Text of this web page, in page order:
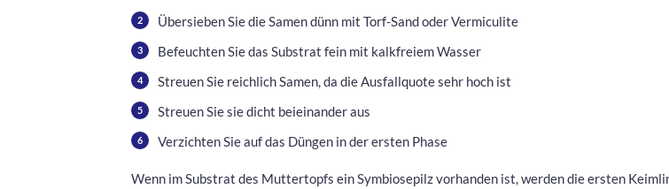
Übersieben Sie die Samen dünn mit Torf-Sand oder Vermiculite
Befeuchten Sie das Substrat fein mit kalkfreiem Wasser
Streuen Sie reichlich Samen, da die Ausfallquote sehr hoch ist
Streuen Sie sie dicht beieinander aus
Verzichten Sie auf das Düngen in der ersten Phase
Wenn im Substrat des Muttertopfs ein Symbiosepilz vorhanden ist, werden die ersten